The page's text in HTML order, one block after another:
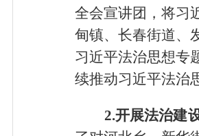
全会宣讲团，将习
甸镇、长春街道、
习近平法治思想专
续推动习近平法治
2.开展法治建